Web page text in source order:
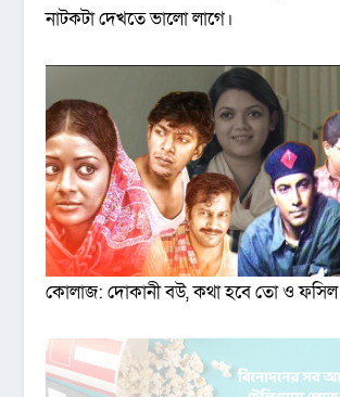
নাটকটা দেখতে ভালো লাগে।
কোলাজ: দোকানী বউ, কথা হবে তো ও ফসিল